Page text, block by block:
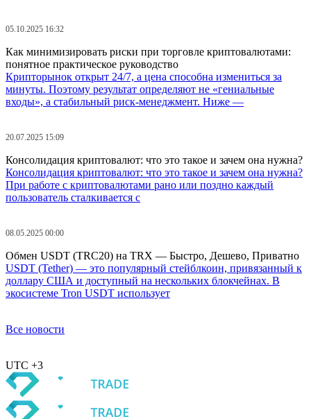
05.10.2025 16:32
Как минимизировать риски при торговле криптовалютами:
понятное практическое руководство
Крипторынок открыт 24/7, а цена способна измениться за
минуты. Поэтому результат определяют не «гениальные
входы», а стабильный риск-менеджмент. Ниже —
20.07.2025 15:09
Консолидация криптовалют: что это такое и зачем она нужна?
Консолидация криптовалют: что это такое и зачем она нужна?
При работе с криптовалютами рано или поздно каждый
пользователь сталкивается с
08.05.2025 00:00
Обмен USDT (TRC20) на TRX — Быстро, Дешево, Приватно
USDT (Tether) — это популярный стейблкоин, привязанный к
доллару США и доступный на нескольких блокчейнах. В
экосистеме Tron USDT использует
Все новости
UTC +3